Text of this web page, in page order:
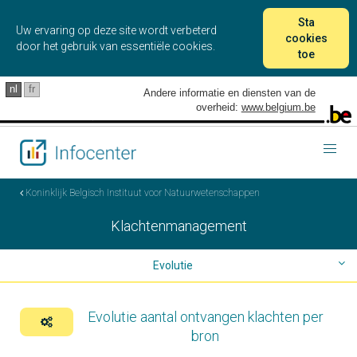
Uw ervaring op deze site wordt verbeterd
door het gebruik van essentiële cookies.
Sta
cookies
toe
nl fr
Andere informatie en diensten van de
overheid: www.belgium.be
Koninklijk Belgisch Instituut voor Natuurwetenschappen
Klachtenmanagement
Evolutie
Verdeling
Evolutie aantal ontvangen klachten per
bron